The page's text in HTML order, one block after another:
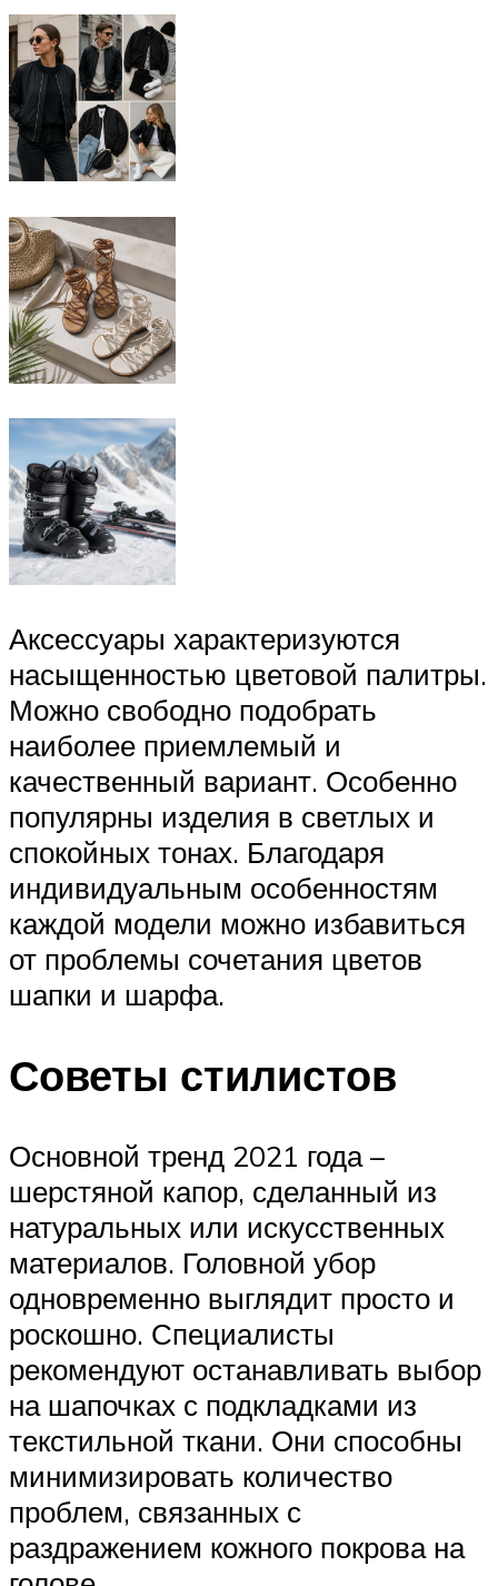
Аксессуары характеризуются
насыщенностью цветовой палитры.
Можно свободно подобрать
наиболее приемлемый и
качественный вариант. Особенно
популярны изделия в светлых и
спокойных тонах. Благодаря
индивидуальным особенностям
каждой модели можно избавиться
от проблемы сочетания цветов
шапки и шарфа.
Советы стилистов
Основной тренд 2021 года –
шерстяной капор, сделанный из
натуральных или искусственных
материалов. Головной убор
одновременно выглядит просто и
роскошно. Специалисты
рекомендуют останавливать выбор
на шапочках с подкладками из
текстильной ткани. Они способны
минимизировать количество
проблем, связанных с
раздражением кожного покрова на